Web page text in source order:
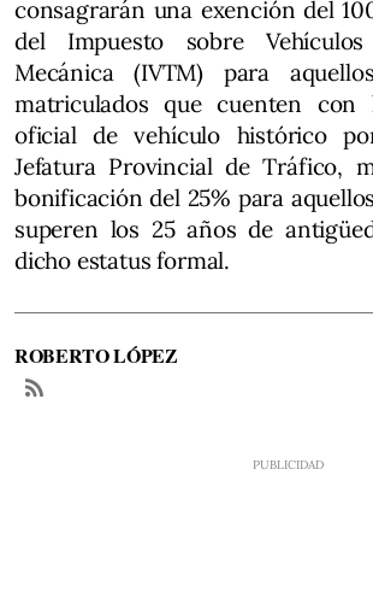
consagrarán una exención del
del Impuesto sobre
Mecánica (IVTM) para
matriculados que cuenten con
oficial de vehículo histórico
Jefatura Provincial de Tráfico,
bonificación del 25% para
superen los 25 años de
dicho estatus formal.
ROBERTO LÓPEZ